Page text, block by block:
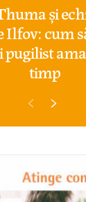
și
Ilfov: cum
pugilist
timp